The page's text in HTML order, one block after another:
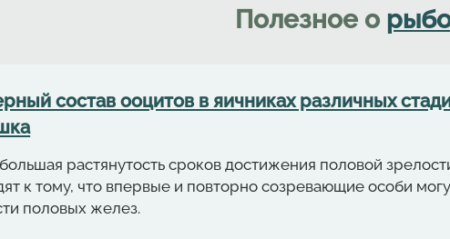
Полезное о
состав ооцитов в яичниках различных
растянутость сроков достижения половой
к тому, что впервые и повторно созревающие особи
половых желез.